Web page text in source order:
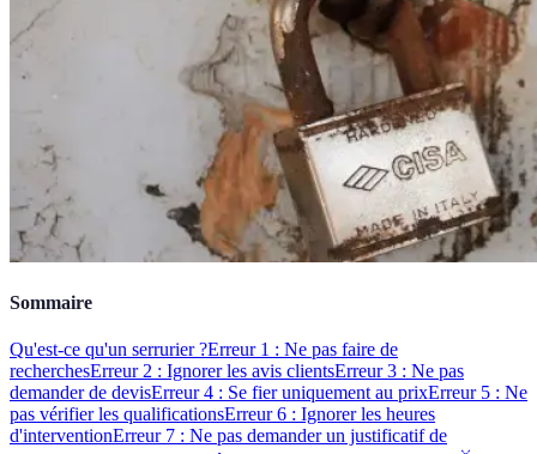
Sommaire
Qu'est-ce qu'un serrurier ?Erreur 1 : Ne pas faire de
recherchesErreur 2 : Ignorer les avis clientsErreur 3 : Ne pas
demander de devisErreur 4 : Se fier uniquement au prixErreur 5 : Ne
pas vérifier les qualificationsErreur 6 : Ignorer les heures
d'interventionErreur 7 : Ne pas demander un justificatif de